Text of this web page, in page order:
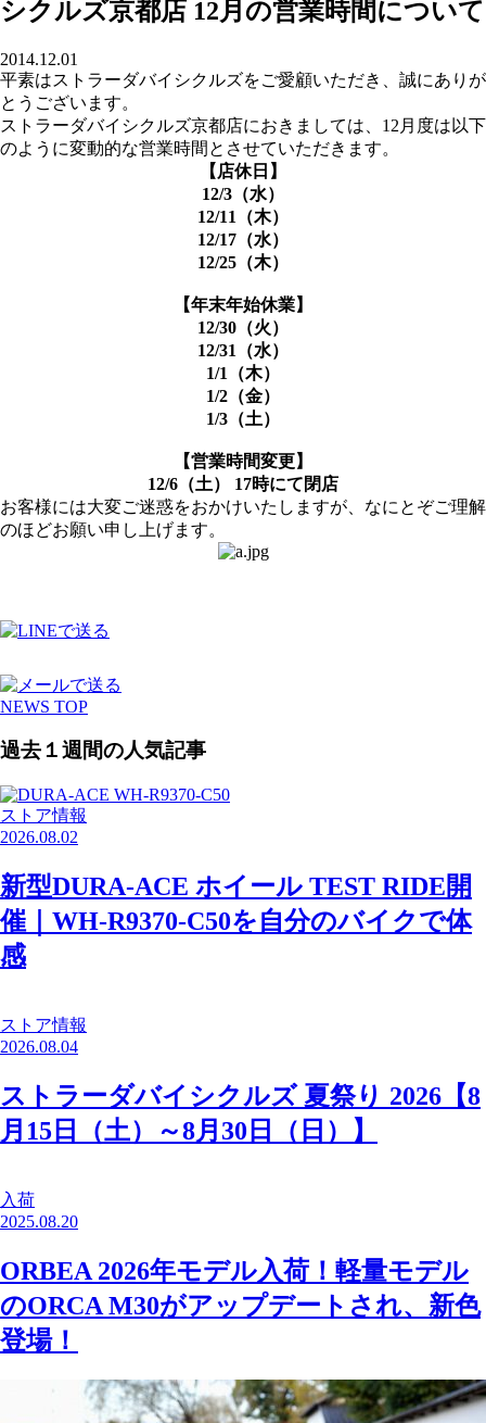
シクルズ京都店 12月の営業時間について
2014.12.01
平素はストラーダバイシクルズをご愛顧いただき、誠にありが
とうございます。
ストラーダバイシクルズ京都店におきましては、12月度は以下
のように変動的な営業時間とさせていただきます。
【店休日】
12/3（水）
12/11（木）
12/17（水）
12/25（木）
【年末年始休業】
12/30（火）
12/31（水）
1/1（木）
1/2（金）
1/3（土）
【営業時間変更】
12/6（土） 17時にて閉店
お客様には大変ご迷惑をおかけいたしますが、なにとぞご理解
のほどお願い申し上げます。
NEWS TOP
過去１週間の人気記事
ストア情報
2026.08.02
新型DURA-ACE ホイール TEST RIDE開
催｜WH-R9370-C50を自分のバイクで体
感
ストア情報
2026.08.04
ストラーダバイシクルズ 夏祭り 2026【8
月15日（土）～8月30日（日）】
入荷
2025.08.20
ORBEA 2026年モデル入荷！軽量モデル
のORCA M30がアップデートされ、新色
登場！